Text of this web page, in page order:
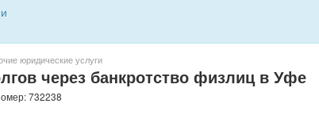
юридические услуги
через банкротство физлиц в Уфе
732238